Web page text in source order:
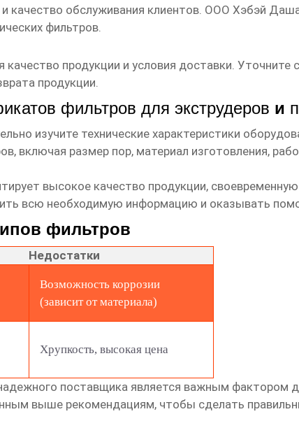
качество обслуживания клиентов. ООО Хэбэй
фильтров.
качество продукции и условия доставки.
продукции.
фильтров для экструдеров и
изучите технические характеристики
включая размер пор, материал изготовления,
высокое качество продукции,
всю необходимую информацию и оказывать
фильтров
Недостатки
Возможность коррозии
(зависит от материала)
Хрупкость, высокая цена
поставщикаявляется важным фактором
выше рекомендациям, чтобы сделать